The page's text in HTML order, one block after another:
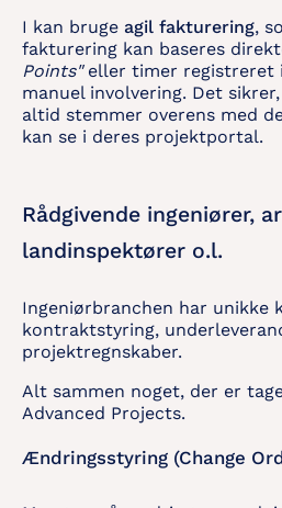
I kan bruge agil fakturering,
fakturering kan baseres
Points"eller timer registreret
manuel involvering. Det
altid stemmer overens med
kan se i deres projektportal.
Rådgivende ingeniører,
landinspektører o.l.
Ingeniørbranchen har unikke
kontraktstyring,
projektregnskaber.
Alt sammen noget, der er
Advanced Projects.
Ændringsstyring (Change